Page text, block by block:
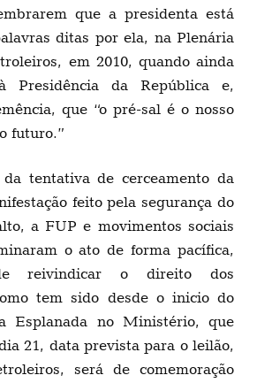
que a presidenta está
ditas por ela, na Plenária
em 2010, quando ainda
Presidência da República e,
que “o pré-sal é o nosso
futuro.”
da tentativa de cerceamento da
feito pela segurança do
a FUP e movimentos sociais
o ato de forma pacífica,
reivindicar o direito dos
tem sido desde o inicio do
Esplanada no Ministério, que
21, data prevista para o leilão,
será de comemoração